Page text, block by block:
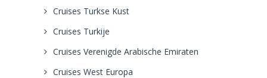
Cruises Turkse Kust
Cruises Turkije
Cruises Verenigde Arabische Emiraten
Cruises West Europa